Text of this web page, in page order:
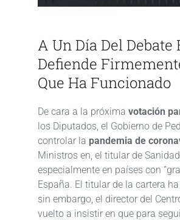
A Un Día Del
Defiende
Que Ha Funcionado
De cara a la próxima votación
los Diputados, el Gobierno de
controlar la pandemia de
Ministros en, el titular de
especialmente en países con
España. El titular de la cartera
sin embargo, el director del
vuelto a insistir en que para